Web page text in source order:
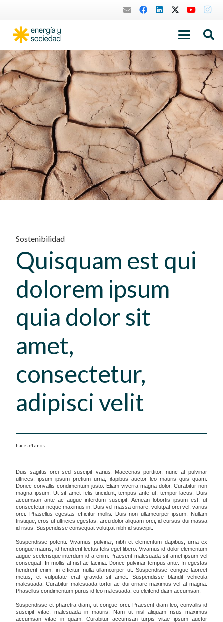
Sostenibilidad
Quisquam est qui
dolorem ipsum
quia dolor sit
amet,
consectetur,
adipisci velit
hace 54 años
Duis sagittis orci sed suscipit varius. Maecenas porttitor, nunc at pulvinar
ultrices, ipsum ipsum pretium urna, dapibus auctor leo mauris quis quam.
Donec convallis condimentum justo. Etiam viverra magna dolor. Curabitur non
magna ipsum. Ut sit amet felis tincidunt, tempus ante ut, tempor lacus. Duis
accumsan ante ac augue interdum suscipit. Aenean lobortis ipsum est, ut
consectetur neque maximus in. Duis vel massa ornare, volutpat orci vel, varius
orci. Phasellus egestas efficitur mollis. Duis non ullamcorper ipsum. Nullam
tristique, eros ut ultricies egestas, arcu dolor aliquam orci, id cursus dui massa
id risus. Suspendisse consequat volutpat nibh id suscipit.
Suspendisse potenti. Vivamus pulvinar, nibh et elementum dapibus, urna ex
congue mauris, id hendrerit lectus felis eget libero. Vivamus id dolor elementum
augue scelerisque interdum id a enim. Praesent malesuada sit amet ipsum vel
consequat. In mollis at nisl ac lacinia. Donec pulvinar tempus ante. In egestas
hendrerit enim, in efficitur nulla ullamcorper ut. Suspendisse congue laoreet
metus, et vulputate erat gravida sit amet. Suspendisse blandit vehicula
malesuada. Curabitur malesuada tortor ac dui ornare maximus vel at magna.
Phasellus condimentum purus id leo malesuada, eu eleifend diam accumsan.
Suspendisse et pharetra diam, ut congue orci. Praesent diam leo, convallis id
suscipit vitae, malesuada in mauris. Nam ut nisl aliquam risus maximus
accumsan vitae in quam. Curabitur accumsan turpis vitae ipsum auctor